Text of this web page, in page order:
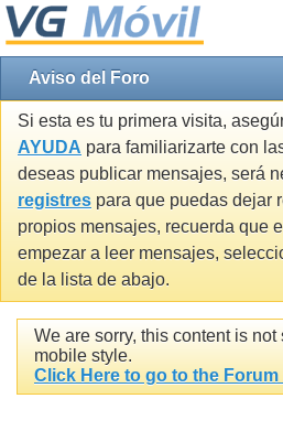
Aviso del Foro
Si esta es tu primera visita,
AYUDA para familiarizarte con
deseas publicar mensajes, será
registres para que puedas dejar
propios mensajes, recuerda que
empezar a leer mensajes,
de la lista de abajo.
We are sorry, this content is
mobile style.
Click Here to go to the Forum